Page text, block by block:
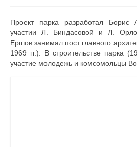
О Воркуте
Экскурсии по Воркуте
Базы отдыха
Проект парка разработал Борис
участии Л. Биндасовой и Л.
Ершов занимал пост главного
1969 гг.). В строительстве парка
участие молодежь и комсомольцы